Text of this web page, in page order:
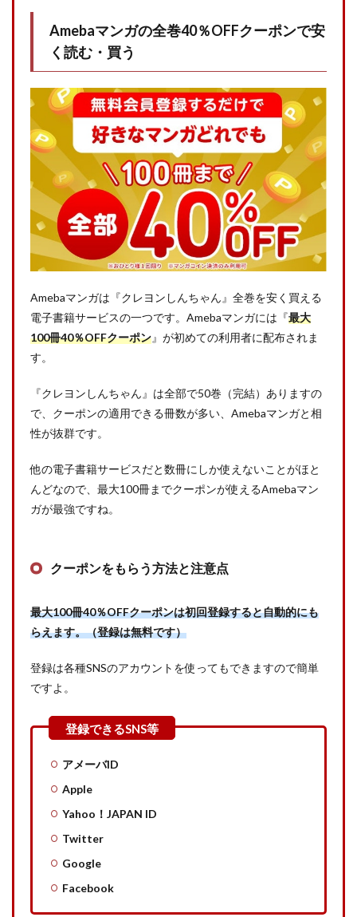
Amebaマンガの全巻40％OFFクーポンで安
く読む・買う
Amebaマンガは『クレヨンしんちゃん』全巻を安く買える
電子書籍サービスの一つです。Amebaマンガには『最大
100冊40％OFFクーポン』が初めての利用者に配布されま
す。
『クレヨンしんちゃん』は全部で50巻（完結）ありますの
で、クーポンの適用できる冊数が多い、Amebaマンガと相
性が抜群です。
他の電子書籍サービスだと数冊にしか使えないことがほと
んどなので、最大100冊までクーポンが使えるAmebaマン
ガが最強ですね。
クーポンをもらう方法と注意点
最大100冊40％OFFクーポンは初回登録すると自動的にも
らえます。（登録は無料です）
登録は各種SNSのアカウントを使ってもできますので簡単
ですよ。
アメーバID
Apple
Yahoo！JAPAN ID
Twitter
Google
Facebook